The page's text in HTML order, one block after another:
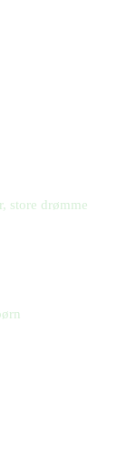
store drømme